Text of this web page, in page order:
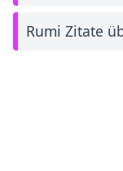
Rumi Zitate